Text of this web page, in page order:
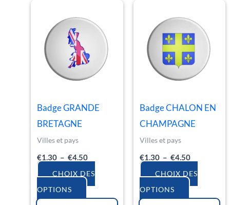
Badge GRANDE
BRETAGNE
Villes et pays
€1.30 – €4.50
prix :
€1.30
€4.50
CHOIX DES
OPTIONS
produit
plusieurs
variations.
options
la
page
Badge CHALON EN
CHAMPAGNE
Villes et pays
€1.30 – €4.50
prix :
€1.30
à
€4.50
CHOIX DES
OPTIONS
produit
a
plusieurs
variations.
options
peuvent
la
page